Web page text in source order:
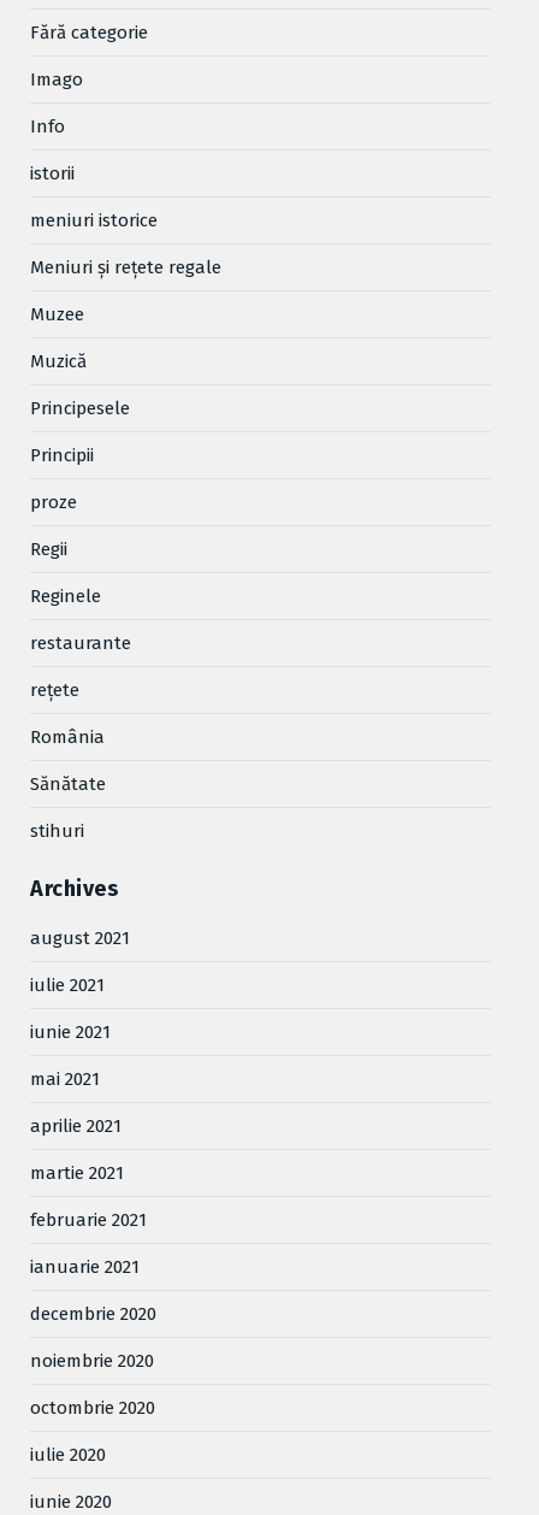
Fără categorie
Imago
Info
istorii
meniuri istorice
Meniuri și rețete regale
Muzee
Muzică
Principesele
Principii
proze
Regii
Reginele
restaurante
reţete
România
Sănătate
stihuri
Archives
august 2021
iulie 2021
iunie 2021
mai 2021
aprilie 2021
martie 2021
februarie 2021
ianuarie 2021
decembrie 2020
noiembrie 2020
octombrie 2020
iulie 2020
iunie 2020